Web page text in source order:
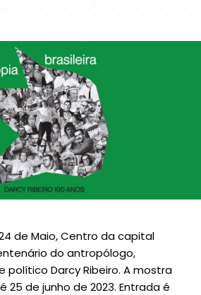
de Maio, Centro da capital
do antropólogo,
político Darcy Ribeiro. A mostra
25 de junho de 2023. Entrada é